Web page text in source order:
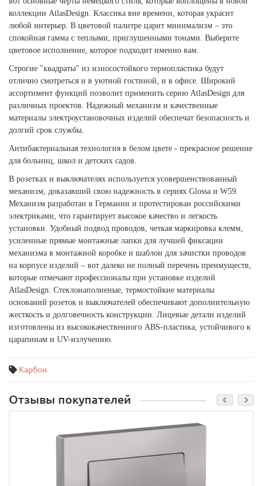
коллекции AtlasDesign. Классика вне времени, которая украсит
любой интерьер. В цветовой палитре царит минимализм – это
спокойная гамма с теплыми, приглушенными тонами. Выберите
цветовое исполнение, которое подходит именно вам.
Строгие "квадраты" из износостойкого термопластика будут
отлично смотреться и в уютной гостиной, и в офисе. Широкий
ассортимент функций позволит применить серию AtlasDesign для
различных проектов. Надежный механизм и качественные
материалы электроустановочных изделий обеспечат безопасность и
долгий срок службы.
Антибактериальная технология в белом цвете - прекрасное решение
для больниц, школ и детских садов.
В розетках и выключателях используется усовершенствованный
механизм, доказавший свою надежность в сериях Glossa и W59.
Механизм разработан в Германии и протестирован российскими
электриками, что гарантирует высокое качество и легкость
установки. Удобный подвод проводов, четкая маркировка клемм,
усиленные прямые монтажные лапки для лучшей фиксации
механизма в монтажной коробке и шаблон для зачистки проводов
на корпусе изделий – вот далеко не полный перечень преимуществ,
которые отмечают профессионалы при установке изделий
AtlasDesign. Стеклонаполненые, термостойкие материалы
оснований розеток и выключателей обеспечивают дополнительную
жесткость и долговечность конструкции. Лицевые детали изделий
изготовлены из высококачественного ABS-пластика, устойчивого к
царапинам и UV-излучению.
Карбон
Отзывы покупателей